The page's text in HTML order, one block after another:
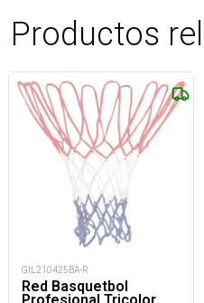
Productos
GIL210425BA-R
Red Basquetbol